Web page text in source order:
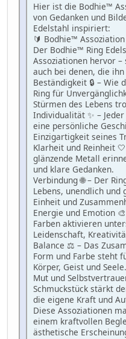
Hier ist die Bodhie™
von Gedanken und
Edelstahl inspiriert:
🔰 Bodhie™ Assoziation
Der Bodhie™ Ring
Assoziationen hervor
auch bei denen, die
Beständigkeit 🔒 –
Ring für
Stürmen des Lebens
Individualität ✨ –
eine persönliche
Einzigartigkeit seines
Klarheit und Reinheit
glänzende Metall
und klare Gedanken.
Verbindung 🌐 – Der
Lebens, unendlich und
Einheit und
Energie und Emotion
Farben aktivieren
Leidenschaft,
Balance ⚖️ – Das
Form und Farbe steht
Körper, Geist und Seele.
Mut und
Schmuckstück stärkt
die eigene Kraft und
Diese Assoziationen
einem kraftvollen
ästhetische